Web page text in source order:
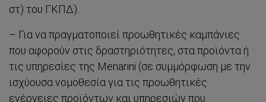
στ) του ΓΚΠΔ).
– Για να πραγματοποιεί προωθητικές καμπάνιες
που αφορούν στις δραστηριότητες, στα προϊόντα ή
τις υπηρεσίες της Menarini (σε συμμόρφωση με την
ισχύουσα νομοθεσία για τις προωθητικές
ενέργειες προϊόντων και υπηρεσιών που